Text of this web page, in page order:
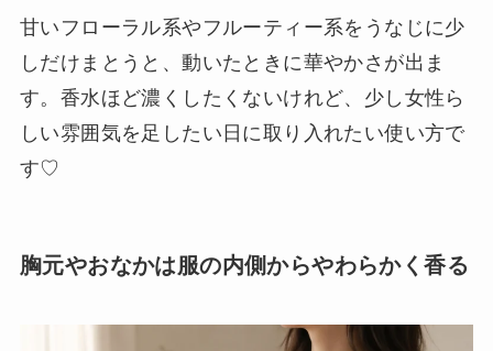
甘いフローラル系やフルーティー系をうなじに少
しだけまとうと、動いたときに華やかさが出ま
す。香水ほど濃くしたくないけれど、少し女性ら
しい雰囲気を足したい日に取り入れたい使い方で
す♡
胸元やおなかは服の内側からやわらかく香る